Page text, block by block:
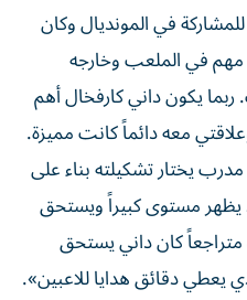
في المونديال وكان
في الملعب وخارجه
يكون داني كارفخال أهم
معه دائماً كانت مميزة.
يختار تشكيلته بناء على
يظهر مستوى كبيراً ويستحق
متراجعاً كان داني يستحق
يعطي دقائق هدايا للاعبين».